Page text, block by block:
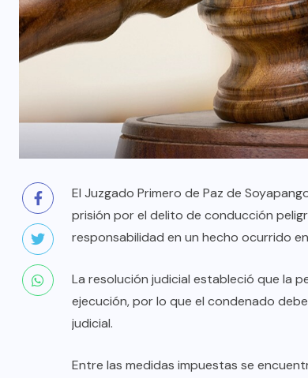
El Juzgado Primero de Paz de
prisión por el delito de conducción
responsabilidad en un hecho ocurrido
La resolución judicial estableció que la
ejecución, por lo que el condenado
judicial.
Entre las medidas impuestas se